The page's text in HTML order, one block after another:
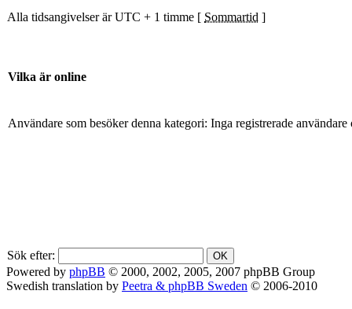
Alla tidsangivelser är UTC + 1 timme [ Sommartid ]
Vilka är online
Användare som besöker denna kategori: Inga registrerade användare
Sök efter:
Powered by phpBB © 2000, 2002, 2005, 2007 phpBB Group
Swedish translation by Peetra & phpBB Sweden © 2006-2010